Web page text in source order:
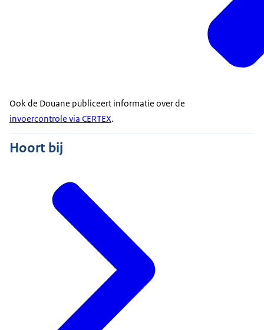
Ook de Douane publiceert informatie over de
invoercontrole via CERTEX.
Hoort bij